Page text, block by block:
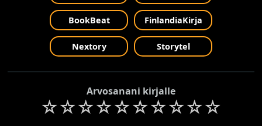
BookBeat FinlandiaKirja
Nextory Storytel
Arvosanani kirjalle
☆☆☆☆☆☆☆☆☆☆